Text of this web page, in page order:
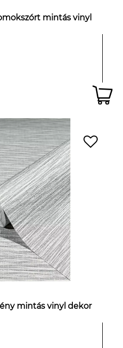
mintás vinyl
mintás vinyl dekor